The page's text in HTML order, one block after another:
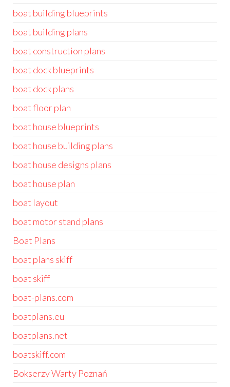
boat building blueprints
boat building plans
boat construction plans
boat dock blueprints
boat dock plans
boat floor plan
boat house blueprints
boat house building plans
boat house designs plans
boat house plan
boat layout
boat motor stand plans
Boat Plans
boat plans skiff
boat skiff
boat-plans.com
boatplans.eu
boatplans.net
boatskiff.com
Bokserzy Warty Poznań